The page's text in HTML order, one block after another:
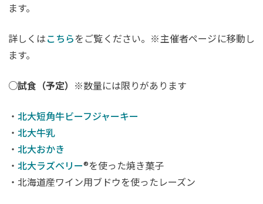
ます。
詳しくはこちらをご覧ください。※主催者ページに移動し
ます。
○試食（予定） ※数量には限りがあります
・ 北大短角牛ビーフジャーキー
・ 北大牛乳
・ 北大おかき
・ 北大ラズベリー®を使った焼き菓子
・北海道産ワイン用ブドウを使ったレーズン